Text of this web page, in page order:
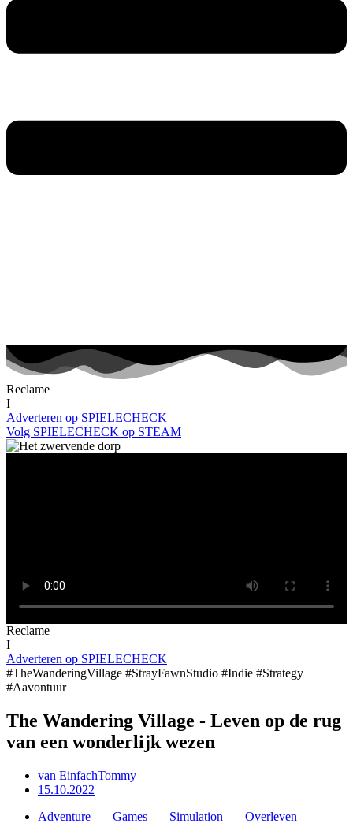
Reclame
I
Adverteren op SPIELECHECK
Volg SPIELECHECK op STEAM
Reclame
I
Adverteren op SPIELECHECK
#TheWanderingVillage #StrayFawnStudio #Indie #Strategy
#Aavontuur
The Wandering Village - Leven op de rug
van een wonderlijk wezen
van EinfachTommy
15.10.2022
Adventure
Games Simulation
Overleven